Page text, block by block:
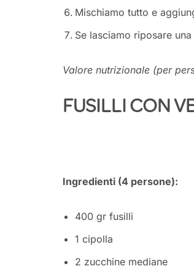
Mischiamo tutto e
Se lasciamo riposare
Valore nutrizionale (per
FUSILLI CON
Ingredienti (4 persone):
400 gr fusilli
1 cipolla
2 zucchine mediane